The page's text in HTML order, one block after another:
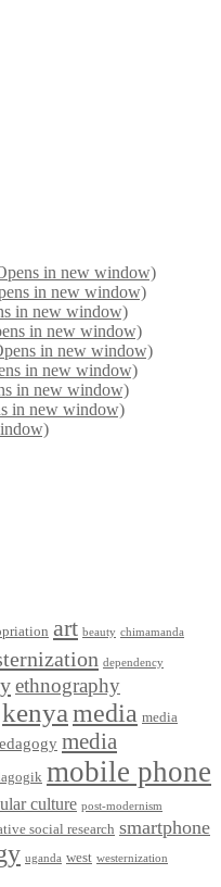
in new window)
in new window)
in new window)
in new window)
in new window)
in new window)
in new window)
in new window)
art beauty chimamanda
dependency
ethnography
kenyamedia media
media
mobile phone
culture post-modernism
social research smartphone
uganda west westernization